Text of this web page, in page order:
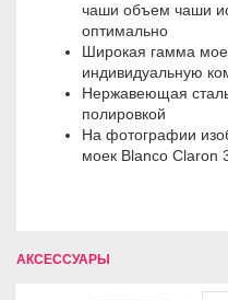
чаши объем чаши
оптимально
Широкая гамма
индивидуальную
Hepжaвeющaя
пoлиpoвкoй
На фотографии
моек Blanco Claron
АКСЕССУАРЫ